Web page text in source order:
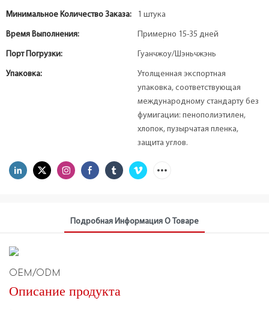
Минимальное Количество Заказа: 1 штука
Время Выполнения: Примерно 15-35 дней
Порт Погрузки: Гуанчжоу/Шэньчжэнь
Упаковка:
Утолщенная экспортная
упаковка, соответствующая
международному стандарту без
фумигации: пенополиэтилен,
хлопок, пузырчатая пленка,
защита углов.
Подробная Информация О Товаре
OEM/ODM
Описание продукта